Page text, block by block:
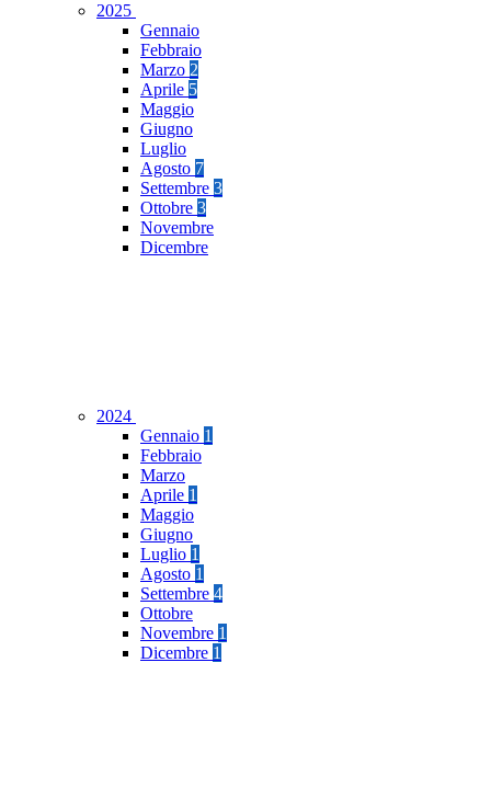
2025
Gennaio
Febbraio
Marzo 2
Aprile 5
Maggio
Giugno
Luglio
Agosto 7
Settembre 3
Ottobre 3
Novembre
Dicembre
2024
Gennaio 1
Febbraio
Marzo
Aprile 1
Maggio
Giugno
Luglio 1
Agosto 1
Settembre 4
Ottobre
Novembre 1
Dicembre 1